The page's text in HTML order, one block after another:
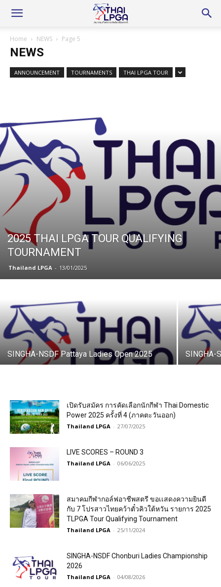
Home NEWS Page 5
NEWS
ANNOUNCEMENT TOURNAMENTS THAI LPGA TOUR
2025 THAI LPGA TOUR QUALIFYING
TOURNAMENT
Thailand LPGA - 13/01/2025
SINGHA-NSDF Pattaya Ladies Open 2025 SINGHA-
เปิดรับสมัคร การคัดเลือกนักกีฬา Thai Domestic
Power 2025 ครั้งที่ 4 (ภาคตะวันออก)
Thailand LPGA - 27/07/2025
LIVE SCORES – ROUND 3
Thailand LPGA - 06/06/2025
สมาคมกีฬากอล์ฟอาชีพสตรี ขอเเสดงความยินดี
กับ 7 โปรสาวไทยคว้าตั๋วคิวใต้หวัน รายการ 2025
TLPGA Tour Qualifying Tournament
Thailand LPGA - 25/11/2024
SINGHA-NSDF Chonburi Ladies Championship
2026
Thailand LPGA - 04/08/2026